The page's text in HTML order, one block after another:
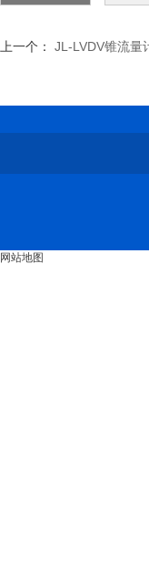
上一个： JL-LVDV锥流量
网站地图